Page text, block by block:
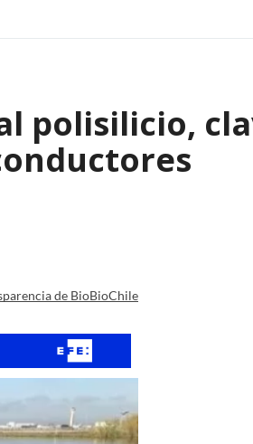
polisilicio,
de BioBioChile